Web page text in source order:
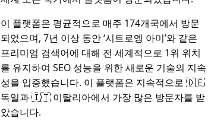
이 플랫폼은 평균적으로 매주 174개국에서 방문
되었으며, 7년 이상 동안 시트로엥 아미 와 같은
프리미엄 검색어에 대해 전 세계적으로 1위 위치
를 유지하여 SEO 성능을 위한 새로운 기술의 지속
성을 입증했습니다. 이 플랫폼은 지속적으로 🇩🇪
독일과 🇮🇹 이탈리아에서 가장 많은 방문자를 받
았습니다.